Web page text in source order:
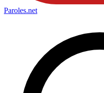
Paroles.net